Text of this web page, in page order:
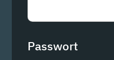
Passwort